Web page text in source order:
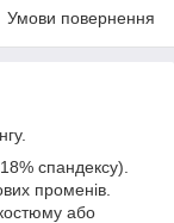
Умови повернення
спандексу).
променів.
або